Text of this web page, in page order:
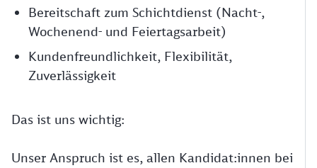
Bereitschaft zum Schichtdienst (Nacht-,
Wochenend- und Feiertagsarbeit)
Kundenfreundlichkeit, Flexibilität,
Zuverlässigkeit
Das ist uns wichtig:
Unser Anspruch ist es, allen Kandidat:innen bei